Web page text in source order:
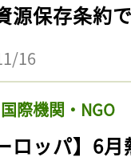
源保存条約
16
際機関・NGO
ロッパ】6